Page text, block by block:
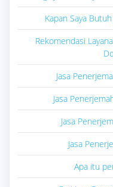
Kapan Saya
Rekomendasi
Jasa
Jasa
Jasa
Jasa
Apa itu